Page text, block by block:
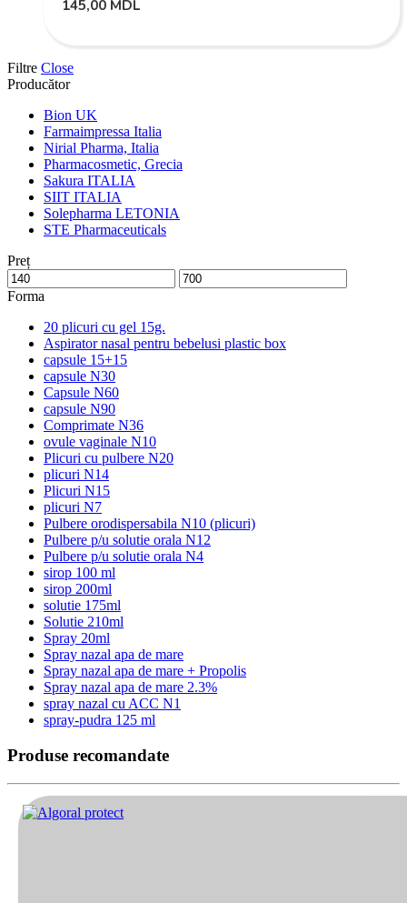
145,00 MDL
Filtre Close
Producător
Bion UK
Farmaimpressa Italia
Nirial Pharma, Italia
Pharmacosmetic, Grecia
Sakura ITALIA
SIIT ITALIA
Solepharma LETONIA
STE Pharmaceuticals
Preț
Forma
20 plicuri cu gel 15g.
Aspirator nasal pentru bebelusi plastic box
capsule 15+15
capsule N30
Capsule N60
capsule N90
Comprimate N36
ovule vaginale N10
Plicuri cu pulbere N20
plicuri N14
Plicuri N15
plicuri N7
Pulbere orodispersabila N10 (plicuri)
Pulbere p/u solutie orala N12
Pulbere p/u solutie orala N4
sirop 100 ml
sirop 200ml
solutie 175ml
Solutie 210ml
Spray 20ml
Spray nazal apa de mare
Spray nazal apa de mare + Propolis
Spray nazal apa de mare 2.3%
spray nazal cu ACC N1
spray-pudra 125 ml
Produse recomandate